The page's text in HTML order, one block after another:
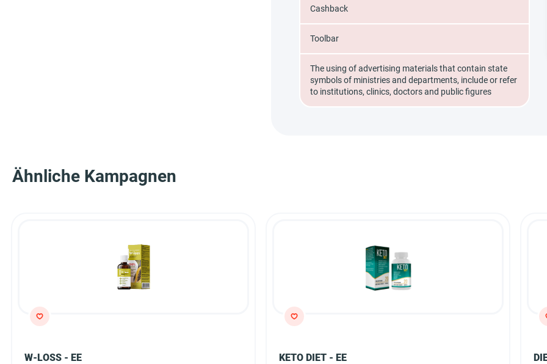
Cashback
Toolbar
The using of advertising materials that contain state
symbols of ministries and departments, include or refer
to institutions, clinics, doctors and public figures
Ähnliche Kampagnen
W-LOSS - EE KETO DIET - EE